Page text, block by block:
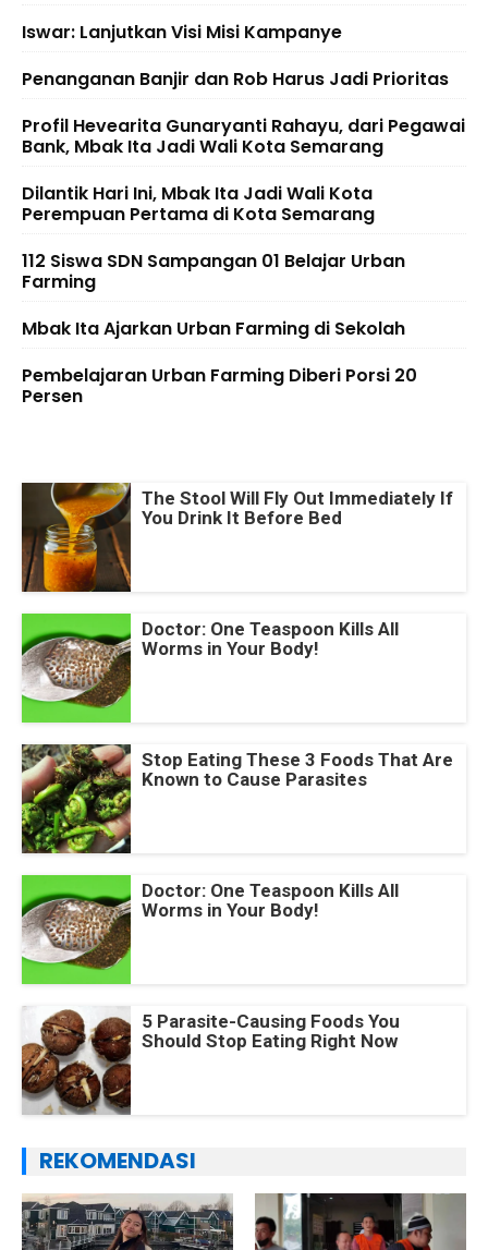
Iswar: Lanjutkan Visi Misi Kampanye
Penanganan Banjir dan Rob Harus Jadi Prioritas
Profil Hevearita Gunaryanti Rahayu, dari Pegawai
Bank, Mbak Ita Jadi Wali Kota Semarang
Dilantik Hari Ini, Mbak Ita Jadi Wali Kota
Perempuan Pertama di Kota Semarang
112 Siswa SDN Sampangan 01 Belajar Urban
Farming
Mbak Ita Ajarkan Urban Farming di Sekolah
Pembelajaran Urban Farming Diberi Porsi 20
Persen
The Stool Will Fly Out Immediately If
You Drink It Before Bed
Doctor: One Teaspoon Kills All
Worms in Your Body!
Stop Eating These 3 Foods That Are
Known to Cause Parasites
Doctor: One Teaspoon Kills All
Worms in Your Body!
5 Parasite-Causing Foods You
Should Stop Eating Right Now
REKOMENDASI